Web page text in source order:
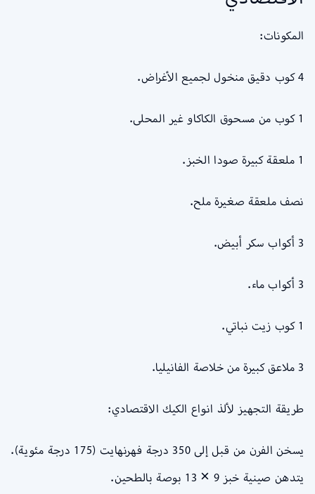
المكونات:
4 كوب دقيق منخول لجميع الأغراض.
1 كوب من مسحوق الكاكاو غير المحلى.
1 ملعقة كبيرة صودا الخبز.
نصف ملعقة صغيرة ملح.
3 أكواب سكر أبيض.
3 أكواب ماء.
1 كوب زيت نباتي.
3 ملاعق كبيرة من خلاصة الفانيليا.
طريقة التجهيز لألذ انواع الكيك الاقتصادي:
يسخن الفرن من قبل إلى 350 درجة فهرنهايت (175 درجة مئوية).
يتدهن صينية خبز 9 × 13 بوصة بالطحين.